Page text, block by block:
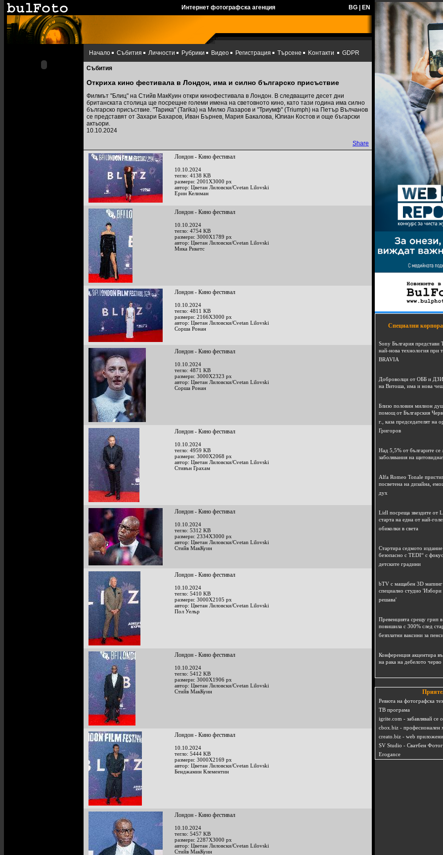
Интернет фотографска агенция BG EN
Начало Събития Личности Рубрики Видео Регистрация Търсене Kонтакти GDPR
Събития
Откриха кино фестивала в Лондон, има и силно българско присъствие
Филмът "Блиц" на Стийв МакКуин откри кинофестивала в Лондон. В следващите десет дни
британската столица ще посрещне големи имена на световното кино, като тази година има силно
българско присъствие. "Тарика" (Tarika) на Милко Лазаров и "Триумф" (Triumph) на Петър Вълчанов
се представят от Захари Бахаров, Иван Бърнев, Мария Бакалова, Юлиан Костов и още бъгарски
актьори.
10.10.2024
Share
Лондон - Кино фестивал
10.10.2024
тегло: 4138 KB
размери: 2001X3000 px
автор: Цветан Лиловски/Cvetan Lilovski
Ерин Келиман
Лондон - Кино фестивал
10.10.2024
тегло: 4754 KB
размери: 3000X1789 px
автор: Цветан Лиловски/Cvetan Lilovski
Мика Рикетс
Лондон - Кино фестивал
10.10.2024
тегло: 4811 KB
размери: 2166X3000 px
автор: Цветан Лиловски/Cvetan Lilovski
Сорша Ронан
Лондон - Кино фестивал
10.10.2024
тегло: 4871 KB
размери: 3000X2323 px
автор: Цветан Лиловски/Cvetan Lilovski
Сорша Ронан
Лондон - Кино фестивал
10.10.2024
тегло: 4959 KB
размери: 3000X2068 px
автор: Цветан Лиловски/Cvetan Lilovski
Стивън Грахам
Лондон - Кино фестивал
10.10.2024
тегло: 5312 KB
размери: 2334X3000 px
автор: Цветан Лиловски/Cvetan Lilovski
Стийв МакКуин
Лондон - Кино фестивал
10.10.2024
тегло: 5410 KB
размери: 3000X2105 px
автор: Цветан Лиловски/Cvetan Lilovski
Пол Уелър
Лондон - Кино фестивал
10.10.2024
тегло: 5412 KB
размери: 3000X1906 px
автор: Цветан Лиловски/Cvetan Lilovski
Стийв МакКуин
Лондон - Кино фестивал
10.10.2024
тегло: 5444 KB
размери: 3000X2169 px
автор: Цветан Лиловски/Cvetan Lilovski
Бенджамин Клементин
Лондон - Кино фестивал
10.10.2024
тегло: 5457 KB
размери: 2287X3000 px
автор: Цветан Лиловски/Cvetan Lilovski
Стийв МакКуин
Специални
Sony България представи
най-нова технология при
BRAVIA
Доброволци от ОББ и ДЗИ
на Витоша, има и нова
Близо половин милион
помощ от Българския
г., каза председателят на
Григоров
Над 5,5% от българите се
заболявания на
Alfa Romeo Tonale
посветена на дизайна,
дух
Lidl посреща звездите от
старта на една от най-
обиколки в света
Стартира седмото
безопасно с TEDI“ с
детските градини
bTV с мащабен 3D мапинг
специално студио
решава'
Превенцията срещу грип в
повишила с 300% след
безплатни ваксини за
Конференция акцентира
на рака на дебелото черво
Ревюта на фотографска
ТВ програма
igrite.com - забавлявай се
cbox.biz - професионален
creato.biz - web
SV Studio - Сватбен
Erogance